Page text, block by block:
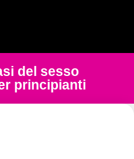
del sesso
principianti